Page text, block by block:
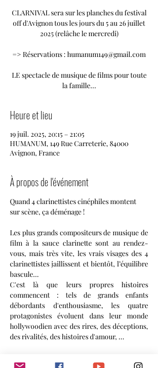
CLARNIVAL sera sur les planches du festival
off d'Avignon tous les jours du 5 au 26 juillet
2025 (relâche le mercredi)
=> Réservations : humanum149@gmail.com
LE spectacle de musique de films pour toute
la famille...
Heure et lieu
19 juil. 2025, 20:15 – 21:05
HUMANUM, 149 Rue Carreterie, 84000
Avignon, France
À propos de l'événement
Quand 4 clarinettistes cinéphiles montent
sur scène, ça déménage !
Les plus grands compositeurs de musique de
film à la sauce clarinette sont au rendez-
vous, mais très vite, les vrais visages des 4
clarinettistes jaillissent et bientôt, l’équilibre
bascule…
C'est là que leurs propres histoires
commencent : tels de grands enfants
débordants d'enthousiasme, les quatre
protagonistes évoluent dans leur monde
hollywoodien avec des rires, des déceptions,
des rivalités, des histoires d'amour, ...